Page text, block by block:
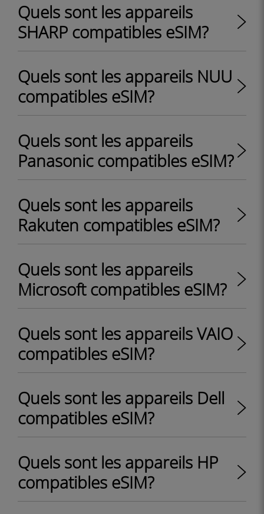
Quels sont les appareils
SHARP compatibles eSIM?
Quels sont les appareils NUU
compatibles eSIM?
Quels sont les appareils
Panasonic compatibles eSIM?
Quels sont les appareils
Rakuten compatibles eSIM?
Quels sont les appareils
Microsoft compatibles eSIM?
Quels sont les appareils VAIO
compatibles eSIM?
Quels sont les appareils Dell
compatibles eSIM?
Quels sont les appareils HP
compatibles eSIM?